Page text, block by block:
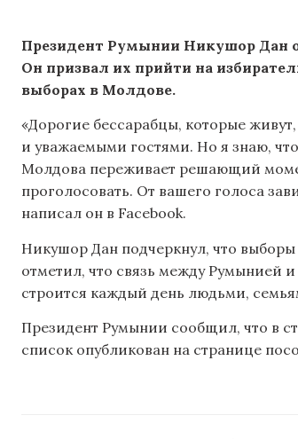
Президент Румынии Никушор Дан
Он призвал их прийти на
выборах в Молдове.
«Дорогие бессарабцы, которые
и уважаемыми гостями. Но я знаю,
Молдова переживает решающий
проголосовать. От вашего голоса
написал он в Facebook.
Никушор Дан подчеркнул, что
отметил, что связь между Румынией
строится каждый день людьми,
Президент Румынии сообщил, что в
список опубликован на странице